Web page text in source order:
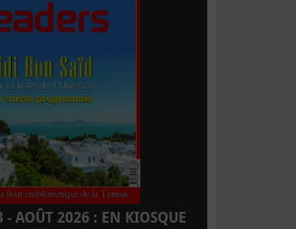
- AOÛT 2026 : EN KIOSQUE